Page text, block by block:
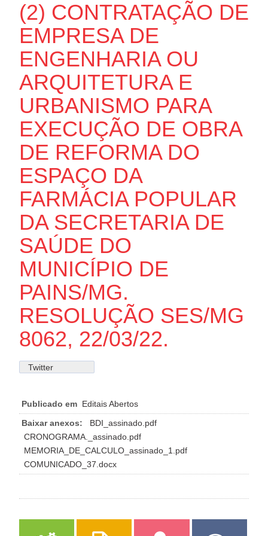
(2) CONTRATAÇÃO DE
EMPRESA DE
ENGENHARIA OU
ARQUITETURA E
URBANISMO PARA
EXECUÇÃO DE OBRA
DE REFORMA DO
ESPAÇO DA
FARMÁCIA POPULAR
DA SECRETARIA DE
SAÚDE DO
MUNICÍPIO DE
PAINS/MG.
RESOLUÇÃO SES/MG
8062, 22/03/22.
Twitter
Publicado em Editais Abertos
Baixar anexos:
BDI_assinado.pdf
CRONOGRAMA._assinado.pdf
MEMORIA_DE_CALCULO_assinado_1.pdf
COMUNICADO_37.docx